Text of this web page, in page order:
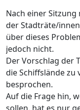
Nach einer
der Stadträte/
über dieses
jedoch nicht.
Der Vorschlag der
die Schiffslände
besprochen.
Auf die Frage hin,